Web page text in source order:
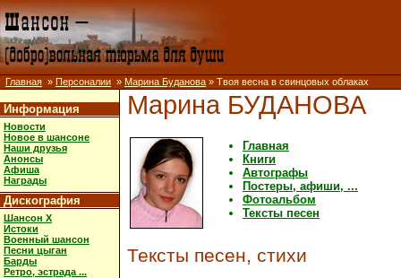
Главная » Персоналии » Марина Буданова » Твоя весна в свинцовых облаках
Информация
Новости
Новое в шансоне
Наши друзья
Анонсы
Афиша
Награды
Дискография
Шансон X
Истоки
Военный шансон
Песни цыган
Барды
Ретро, эстрада ...
Марина БУДАНОВА
Главная
Книги
Автографы
Постеры, афиши, ...
Фотоальбом
Тексты песен
Тексты песен, стихи